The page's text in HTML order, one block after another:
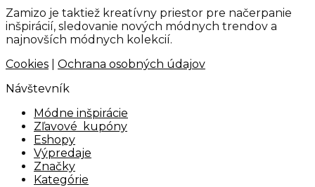
Zamizo je taktiež kreatívny priestor pre načerpanie
inšpirácií, sledovanie nových módnych trendov a
najnovších módnych kolekcií.
Cookies
Ochrana osobných údajov
Návštevník
Módne inšpirácie
Zľavové kupóny
Eshopy
Výpredaje
Značky
Kategórie